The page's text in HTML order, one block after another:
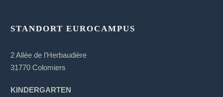
STANDORT EUROCAMPUS
2 Allée de l’Herbaudière
31770 Colomiers
KINDERGARTEN